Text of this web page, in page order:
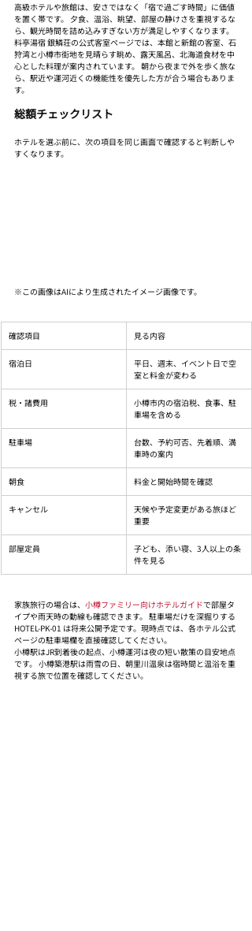
高級ホテルや旅館は、安さではなく「宿で過ごす時間」に価値
を置く帯です。 夕食、温浴、眺望、部屋の静けさを重視するな
ら、観光時間を詰め込みすぎない方が満足しやすくなります。
料亭湯宿 銀鱗荘の公式客室ページでは、本館と新館の客室、石
狩湾と小樽市街地を見晴らす眺め、露天風呂、北海道食材を中
心とした料理が案内されています。 朝から夜まで外を歩く旅な
ら、駅近や運河近くの機能性を優先した方が合う場合もありま
す。
総額チェックリスト
ホテルを選ぶ前に、次の項目を同じ画面で確認すると判断しや
すくなります。
※この画像はAIにより生成されたイメージ画像です。
確認項目 見る内容
宿泊日
平日、週末、イベント日で空
室と料金が変わる
税・諸費用
小樽市内の宿泊税、食事、駐
車場を含める
駐車場
台数、予約可否、先着順、満
車時の案内
朝食 料金と開始時間を確認
キャンセル
天候や予定変更がある旅ほど
重要
部屋定員
子ども、添い寝、3人以上の条
件を見る
家族旅行の場合は、 小樽ファミリー向けホテルガイドで部屋タ
イプや雨天時の動線も確認できます。 駐車場だけを深掘りする
HOTEL-PK-01 は将来公開予定です。現時点では、各ホテル公式
ページの駐車場欄を直接確認してください。
小樽駅はJR到着後の起点、小樽運河は夜の短い散策の目安地点
です。 小樽築港駅は雨雪の日、朝里川温泉は宿時間と温浴を重
視する旅で位置を確認してください。